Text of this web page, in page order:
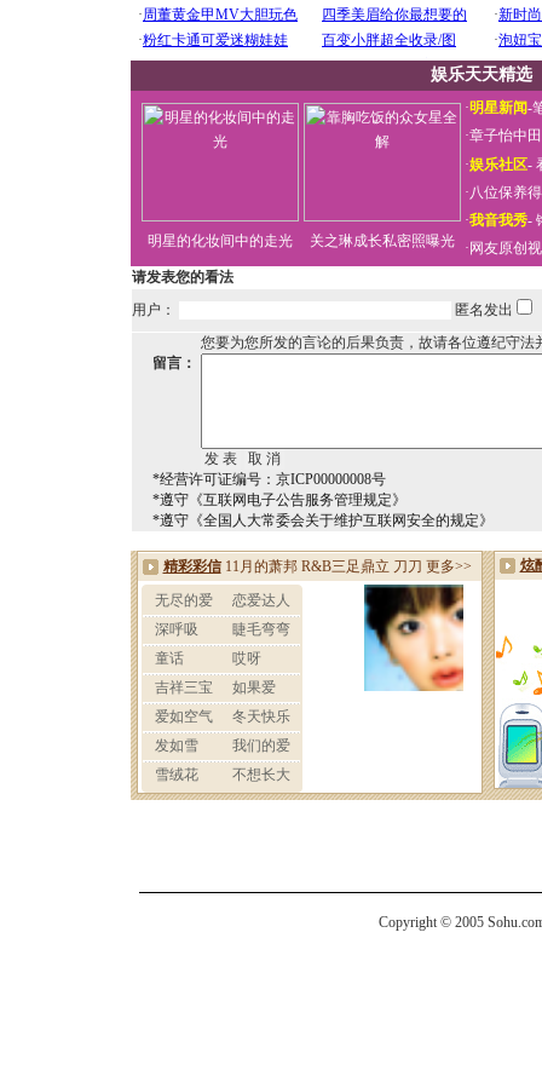
娱乐天天精选
明星的化妆间中的走光 关之琳成长私密照曝光
·明星新闻-
·章子怡中
·娱乐社区-
·八位保养
·我音我秀-
· 网友原创
请发表您的看法
用户：
匿名发出
您要为您所发的言论的后果负责，故请各位遵纪守法
留言：
*经营许可证编号：京ICP00000008号
*遵守《互联网电子公告服务管理规定》
*遵守《全国人大常委会关于维护互联网安全的规定》
Copyright © 2005